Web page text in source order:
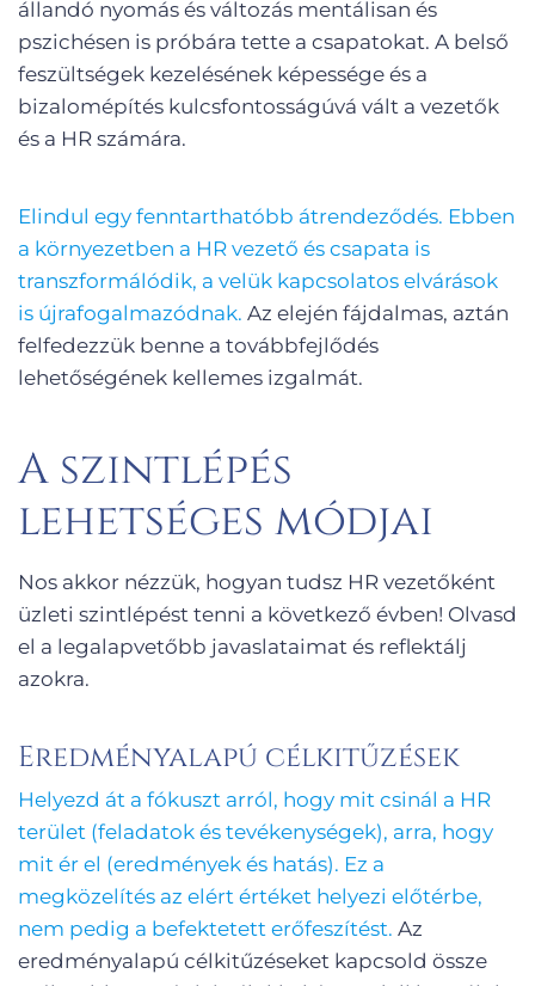
állandó nyomás és változás mentálisan és
pszichésen is próbára tette a csapatokat. A belső
feszültségek kezelésének képessége és a
bizalomépítés kulcsfontosságúvá vált a vezetők
és a HR számára.
Elindul egy fenntarthatóbb átrendeződés. Ebben
a környezetben a HR vezető és csapata is
transzformálódik, a velük kapcsolatos elvárások
is újrafogalmazódnak. Az elején fájdalmas, aztán
felfedezzük benne a továbbfejlődés
lehetőségének kellemes izgalmát.
A szintlépés
lehetséges módjai
Nos akkor nézzük, hogyan tudsz HR vezetőként
üzleti szintlépést tenni a következő évben! Olvasd
el a legalapvetőbb javaslataimat és reflektálj
azokra.
Eredményalapú célkitűzések
Helyezd át a fókuszt arról, hogy mit csinál a HR
terület (feladatok és tevékenységek), arra, hogy
mit ér el (eredmények és hatás). Ez a
megközelítés az elért értéket helyezi előtérbe,
nem pedig a befektetett erőfeszítést. Az
eredményalapú célkitűzéseket kapcsold össze